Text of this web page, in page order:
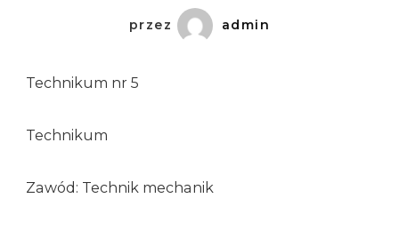
przez admin
Technikum nr 5
Technikum
Zawód: Technik mechanik